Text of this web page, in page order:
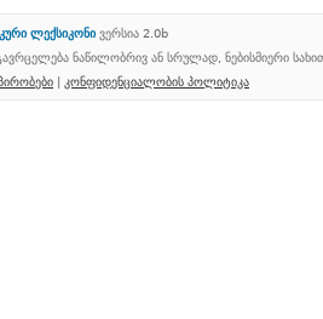
ლექსიკონი ვერსია 2.0b
ნაწილობრივ ან სრულად, ნებისმიერი
| კონფიდენციალობის პოლიტიკა